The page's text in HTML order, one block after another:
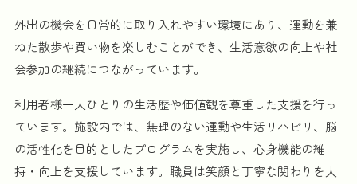
外出の機会を日常的に取り入れやすい環境にあり、運動を兼
ねた散歩や買い物を楽しむことができ、生活意欲の向上や社
会参加の継続につながっています。
利用者様一人ひとりの生活歴や価値観を尊重した支援を行っ
ています。施設内では、無理のない運動や生活リハビリ、脳
の活性化を目的としたプログラムを実施し、心身機能の維
持・向上を支援しています。職員は笑顔と丁寧な関わりを大